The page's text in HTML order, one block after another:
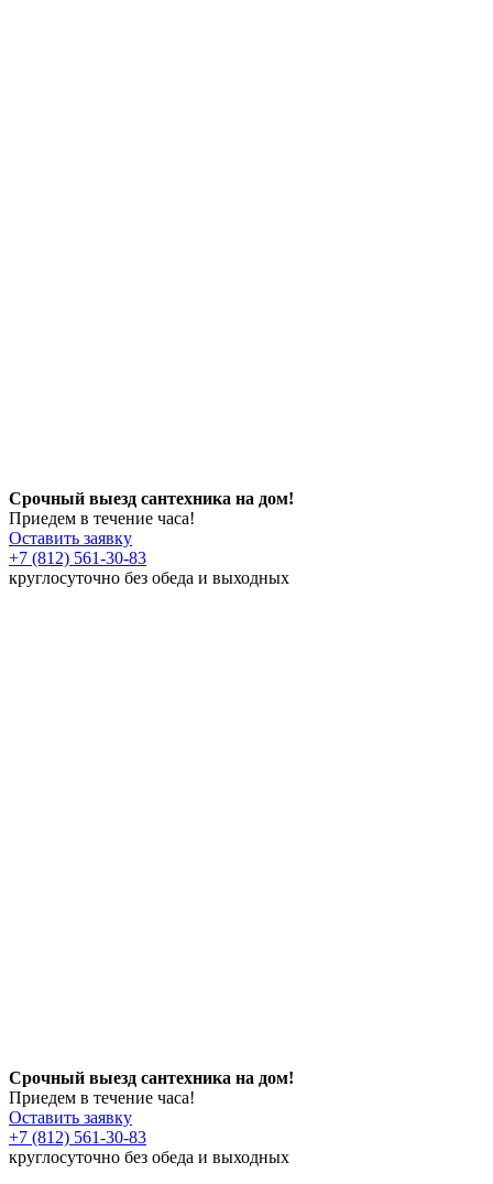
Срочный выезд сантехника на дом!
Приедем в течение часа!
Оставить заявку
+7 (812) 561-30-83
круглосуточно без обеда и выходных
Срочный выезд сантехника на дом!
Приедем в течение часа!
Оставить заявку
+7 (812) 561-30-83
круглосуточно без обеда и выходных